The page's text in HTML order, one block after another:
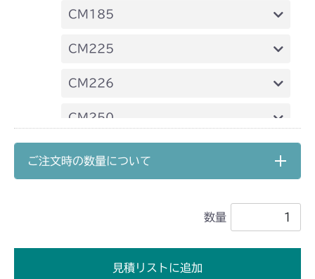
ミッション FIG2 第2軸
CM185
ミッション FIG2 第2軸
CM225
ミッション FIG2 第2軸
CM226
ミッション FIG2 第2軸
CM250
ご注文時の数量について
数量
見積リストに追加